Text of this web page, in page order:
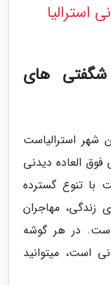
شگفتی های
شهر استرالیاست
العاده دیدنی
با تنوع گسترده
زندگی، مهاجران
است. در هر گوشه
است، میتوانید